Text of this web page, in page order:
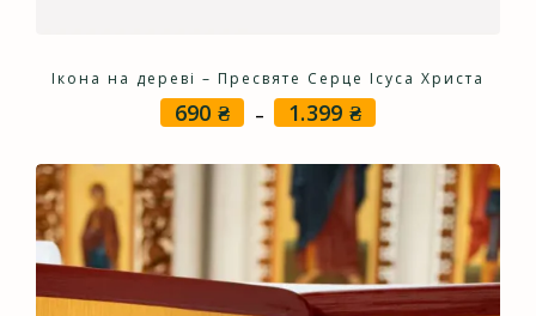
Ікона на дереві – Пресвяте Серце Ісуса Христа
690 ₴ – 1.399 ₴
690 ₴
through
1.399 ₴